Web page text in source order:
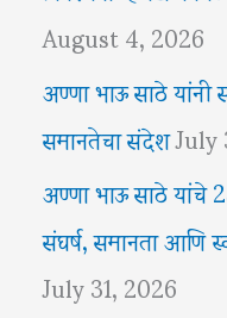
August 4, 2026
अण्णा भाऊ साठे
समानतेचा संदेश
अण्णा भाऊ साठे यांचे
संघर्ष, समानता आणि
July 31, 2026